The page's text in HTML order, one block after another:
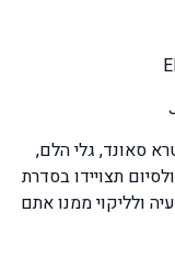
סאונד, גלי הלם,
תצויידו בסדרת
ולליקוי ממנו אתם